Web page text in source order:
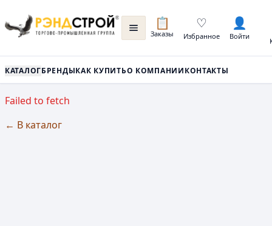
📋
Заказы
♡
Избранное
👤
Войти
КАТАЛОГБРЕНДЫКАК КУПИТЬО КОМПАНИИКОНТАКТЫ
Failed to fetch
← В каталог